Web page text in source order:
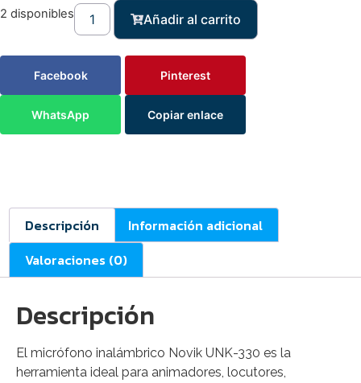
2 disponibles Añadir al carrito
Facebook Pinterest
WhatsApp Copiar enlace
Descripción
Información adicional
Valoraciones (0)
Descripción
El micrófono inalámbrico Novik UNK-330 es la
herramienta ideal para animadores, locutores,